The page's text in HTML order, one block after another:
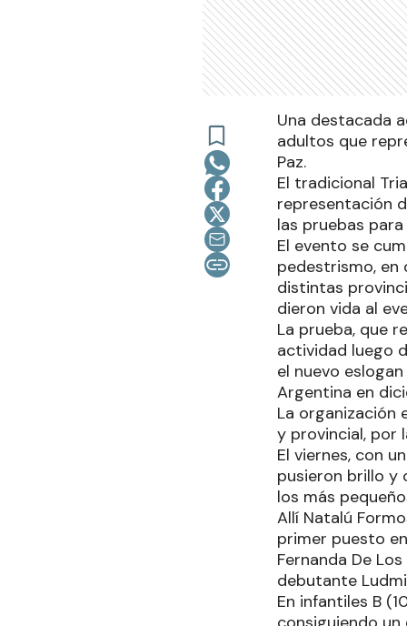
Una destacada
adultos que
Paz.
El tradicional
representación
las pruebas
El evento se
pedestrismo,
distintas
dieron vida al
La prueba, que
actividad luego
el nuevo
Argentina en
La organización
y provincial, por
El viernes, con
pusieron brillo y
los más
Allí Natalú
primer puesto
Fernanda De
debutante
En infantiles B